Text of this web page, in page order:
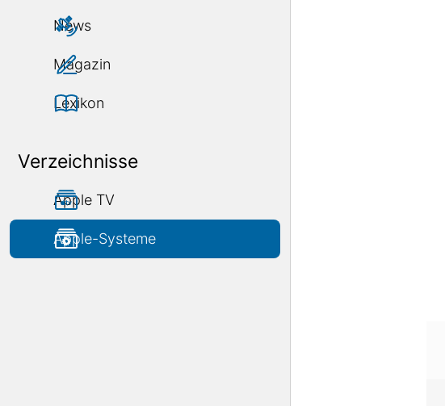
News
Magazin
Lexikon
Verzeichnisse
Apple TV
Apple-Systeme